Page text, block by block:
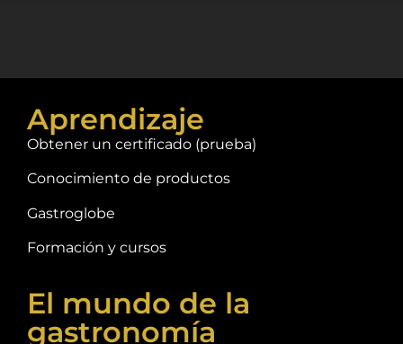
Aprendizaje
Obtener un certificado (prueba)
Conocimiento de productos
Gastroglobe
Formación y cursos
El mundo de la
gastronomía